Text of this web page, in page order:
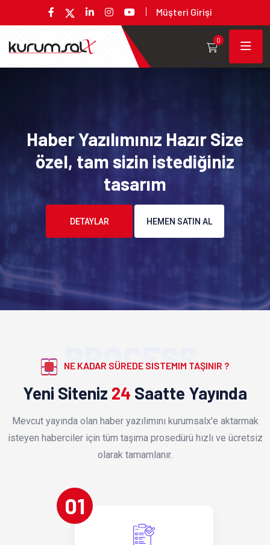
Müşteri Girişi
0
Haber Yazılımınız Hazır Size
özel, tam sizin istediğiniz
tasarım
DETAYLAR HEMEN SATIN AL
PROCESS
NE KADAR SÜREDE SISTEMIM TAŞINIR ?
Yeni Siteniz 24 Saatte Yayında
Mevcut yayında olan haber yazılımını kurumsalx'e aktarmak
isteyen haberciler için tüm taşıma prosedürü hızlı ve ücretsiz
olarak tamamlanır.
01